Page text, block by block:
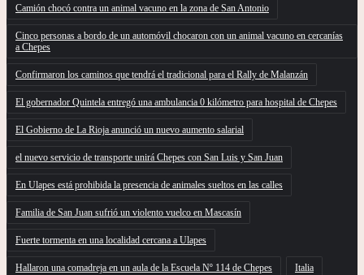
Camión chocó contra un animal vacuno en la zona de San Antonio
Cinco personas a bordo de un automóvil chocaron con un animal vacuno en cercanías
a Chepes
Confirmaron los caminos que tendrá el tradicional para el Rally de Malanzán
El gobernador Quintela entregó una ambulancia 0 kilómetro para hospital de Chepes
El Gobierno de La Rioja anunció un nuevo aumento salarial
el nuevo servicio de transporte unirá Chepes con San Luis y San Juan
En Ulapes está prohibida la presencia de animales sueltos en las calles
Familia de San Juan sufrió un violento vuelco en Mascasín
Fuerte tormenta en una localidad cercana a Ulapes
Hallaron una comadreja en un aula de la Escuela Nº 114 de Chepes Italia